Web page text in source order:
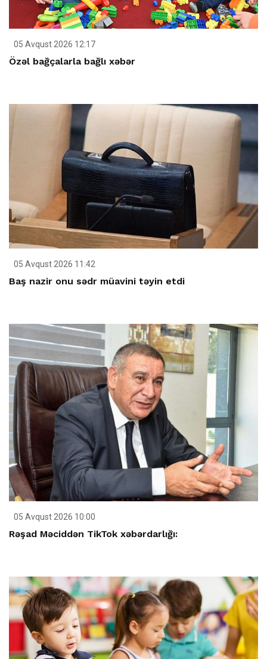
05 Avqust 2026 12:17
Özəl bağçalarla bağlı xəbər
05 Avqust 2026 11:42
Baş nazir onu sədr müavini təyin etdi
05 Avqust 2026 10:00
Rəşad Məciddən TikTok xəbərdarlığı: